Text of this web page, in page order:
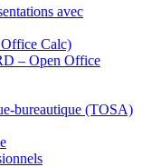
avec
Calc)
– Open Office
bureautique (TOSA)